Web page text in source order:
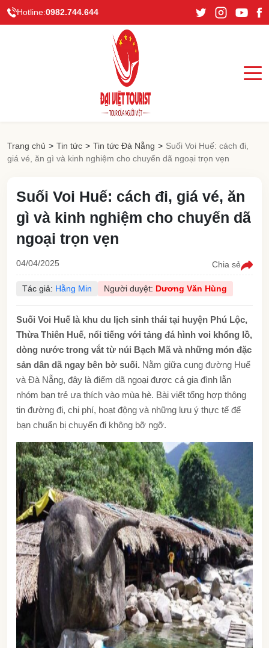
Hotline:0982.744.644
Trang chủ > Tin tức > Tin tức Đà Nẵng > Suối Voi Huế: cách đi,
giá vé, ăn gì và kinh nghiệm cho chuyến dã ngoại trọn vẹn
Suối Voi Huế: cách đi, giá vé, ăn
gì và kinh nghiệm cho chuyến dã
ngoại trọn vẹn
04/04/2025 Chia sẻ
Tác giả: Hằng Min Người duyệt: Dương Văn Hùng
Suối Voi Huế là khu du lịch sinh thái tại huyện Phú Lộc,
Thừa Thiên Huế, nổi tiếng với tảng đá hình voi khổng lồ,
dòng nước trong vắt từ núi Bạch Mã và những món đặc
sản dân dã ngay bên bờ suối. Nằm giữa cung đường Huế
và Đà Nẵng, đây là điểm dã ngoại được cả gia đình lẫn
nhóm bạn trẻ ưa thích vào mùa hè. Bài viết tổng hợp thông
tin đường đi, chi phí, hoạt động và những lưu ý thực tế để
bạn chuẩn bị chuyến đi không bỡ ngỡ.